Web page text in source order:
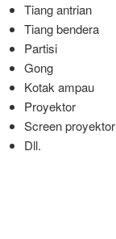
Tiang antrian
Tiang bendera
Partisi
Gong
Kotak ampau
Proyektor
Screen proyektor
Dll.